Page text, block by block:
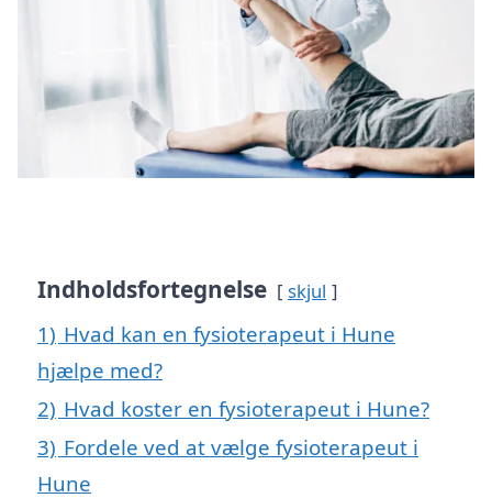
Indholdsfortegnelse skjul
1) Hvad kan en fysioterapeut i Hune
hjælpe med?
2) Hvad koster en fysioterapeut i Hune?
3) Fordele ved at vælge fysioterapeut i
Hune